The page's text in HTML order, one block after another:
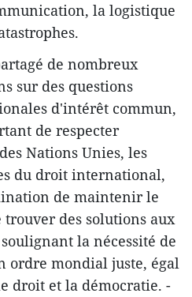
la logistique
de nombreux
sur des questions
d'intérêt commun,
de respecter
Nations Unies, les
du droit international,
de maintenir le
des solutions aux
la nécessité de
ordre mondial juste, égal
droit et la démocratie. -